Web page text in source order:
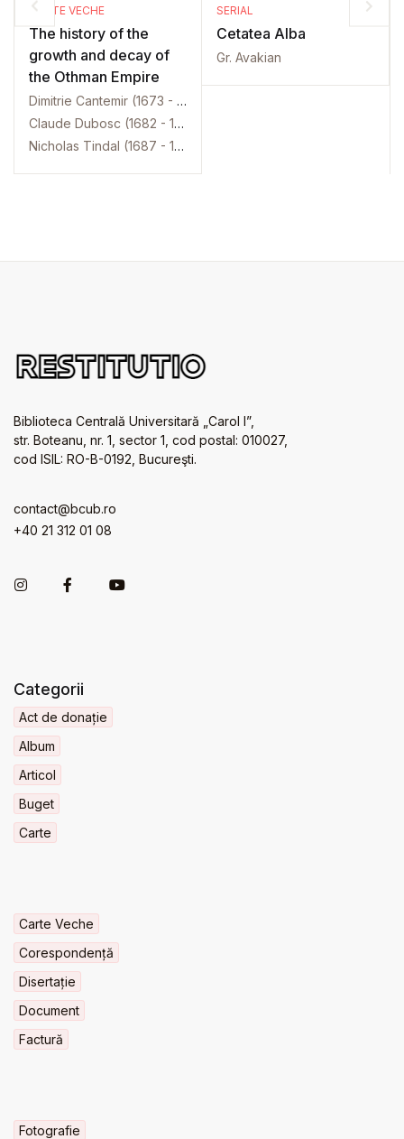
CARTE VECHE
The history of the
growth and decay of
the Othman Empire
Dimitrie Cantemir (1673 - 1723)
Claude Dubosc (1682 - 1745)
Nicholas Tindal (1687 - 1774)
SERIAL
Cetatea Alba
Gr. Avakian
Biblioteca Centrală Universitară „Carol I”,
str. Boteanu, nr. 1, sector 1, cod postal: 010027,
cod ISIL: RO-B-0192, Bucureşti.
contact@bcub.ro
+40 21 312 01 08
Categorii
Act de donație
Album
Articol
Buget
Carte
Carte Veche
Corespondență
Disertație
Document
Factură
Fotografie